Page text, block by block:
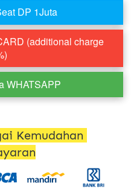
DP 1Juta
(additional charge
WHATSAPP
Kemudahan